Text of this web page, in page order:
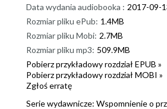
Data wydania audiobooka : 2017-09-
Rozmiar pliku ePub: 1.4MB
Rozmiar pliku Mobi: 2.7MB
Rozmiar pliku mp3: 509.9MB
Pobierz przykładowy rozdział EPUB »
Pobierz przykładowy rozdział MOBI »
Zgłoś erratę
Serie wydawnicze: Wspomnienie o